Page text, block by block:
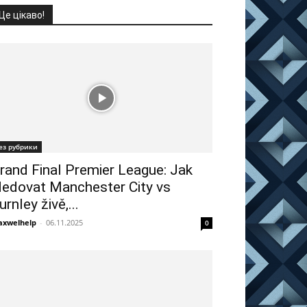
Це цікаво!
рубрики
Final Premier League: Jak
Manchester City vs
živě,...
- 06.11.2025 0